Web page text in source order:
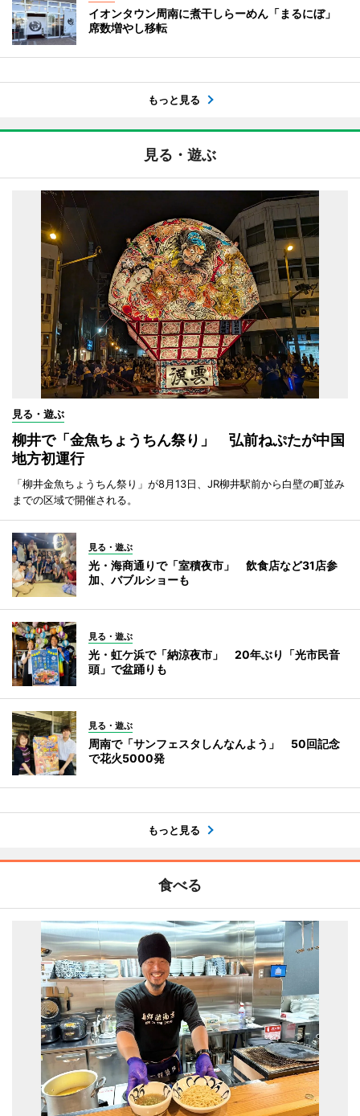
イオンタウン周南に煮干しらーめん「まるにぼ」
席数増やし移転
もっと見る
見る・遊ぶ
見る・遊ぶ
柳井で「金魚ちょうちん祭り」 弘前ねぷたが中国
地方初運行
「柳井金魚ちょうちん祭り」が8月13日、JR柳井駅前から白壁の町並み
までの区域で開催される。
見る・遊ぶ
光・海商通りで「室積夜市」 飲食店など31店参
加、バブルショーも
見る・遊ぶ
光・虹ケ浜で「納涼夜市」 20年ぶり「光市民音
頭」で盆踊りも
見る・遊ぶ
周南で「サンフェスタしんなんよう」 50回記念
で花火5000発
もっと見る
食べる